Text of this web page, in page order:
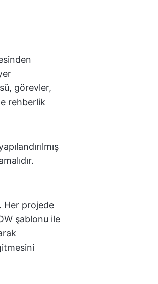
görevler,
rehberlik
Her projede
şablonu ile